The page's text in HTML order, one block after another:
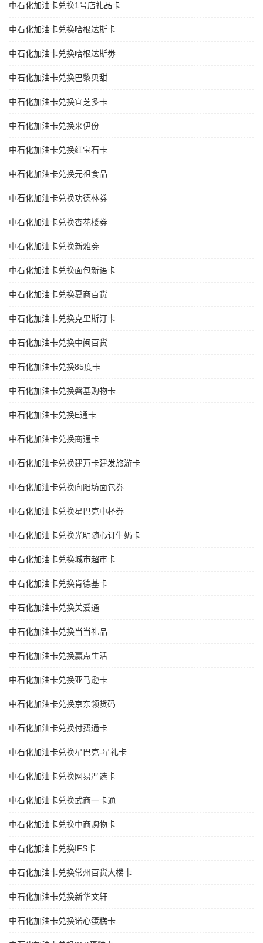
中石化加油卡兑换1号店礼品卡
中石化加油卡兑换哈根达斯卡
中石化加油卡兑换哈根达斯劵
中石化加油卡兑换巴黎贝甜
中石化加油卡兑换宜芝多卡
中石化加油卡兑换来伊份
中石化加油卡兑换红宝石卡
中石化加油卡兑换元祖食品
中石化加油卡兑换功德林劵
中石化加油卡兑换杏花楼劵
中石化加油卡兑换新雅劵
中石化加油卡兑换面包新语卡
中石化加油卡兑换夏商百货
中石化加油卡兑换克里斯汀卡
中石化加油卡兑换中闽百货
中石化加油卡兑换85度卡
中石化加油卡兑换磐基购物卡
中石化加油卡兑换E通卡
中石化加油卡兑换商通卡
中石化加油卡兑换建万卡建发旅游卡
中石化加油卡兑换向阳坊面包券
中石化加油卡兑换星巴克中杯券
中石化加油卡兑换光明随心订牛奶卡
中石化加油卡兑换城市超市卡
中石化加油卡兑换肯德基卡
中石化加油卡兑换关爱通
中石化加油卡兑换当当礼品
中石化加油卡兑换赢点生活
中石化加油卡兑换亚马逊卡
中石化加油卡兑换京东领货码
中石化加油卡兑换付费通卡
中石化加油卡兑换星巴克-星礼卡
中石化加油卡兑换网易严选卡
中石化加油卡兑换武商一卡通
中石化加油卡兑换中商购物卡
中石化加油卡兑换IFS卡
中石化加油卡兑换常州百货大楼卡
中石化加油卡兑换新华文轩
中石化加油卡兑换诺心蛋糕卡